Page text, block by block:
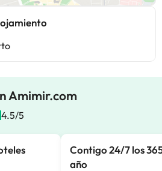
Amimir.com
4.5/5
Contigo 24/7 los
año